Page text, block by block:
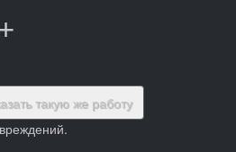
такую же работу